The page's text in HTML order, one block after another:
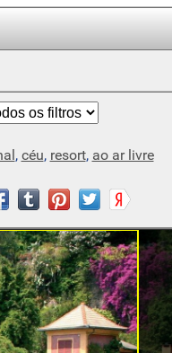
, céu, resort, ao ar livre